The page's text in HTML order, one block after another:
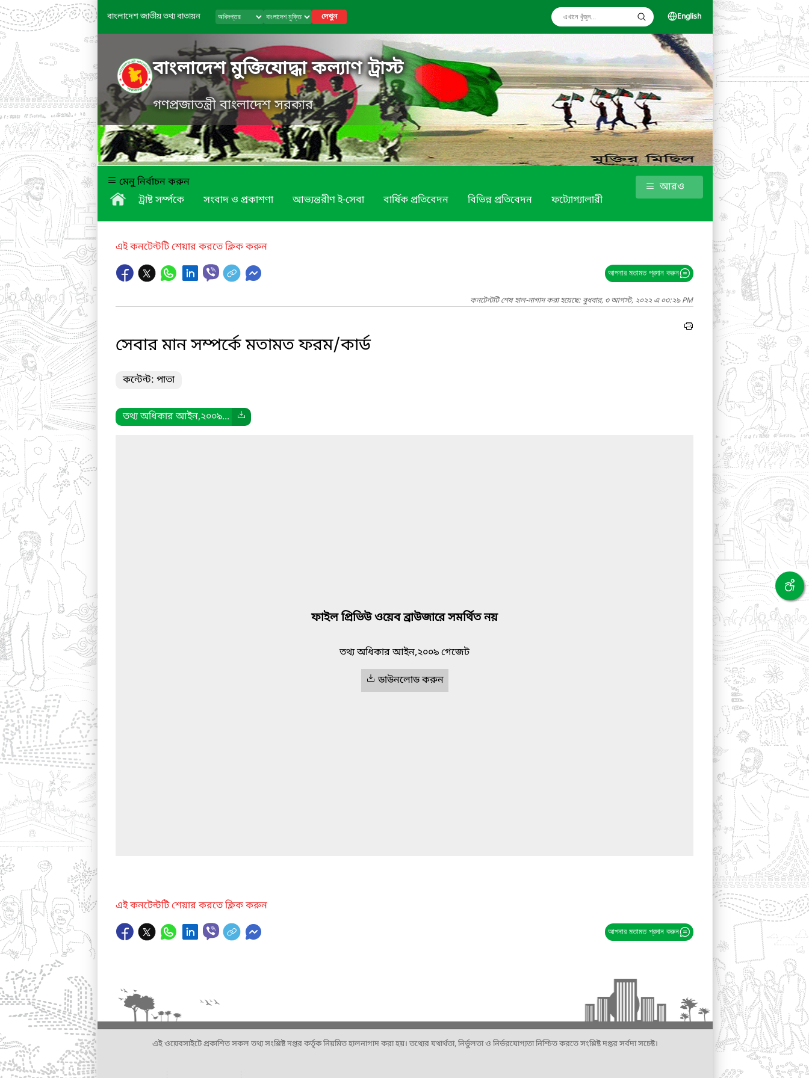
বাংলাদেশ জাতীয় তথ্য বাতায়ন দেখুন English
বাংলাদেশ মুক্তিযোদ্ধা কল্যাণ ট্রাস্ট
গণপ্রজাতন্ত্রী বাংলাদেশ সরকার
মেনু নির্বাচন করুন
ট্রাষ্ট সর্ম্পকে
সংবাদ ও প্রকাশণা আভ্যন্তরীণ ই-সেবা বার্ষিক প্রতিবেদন বিভিন্ন প্রতিবেদন ফট্যোগ্যালারী
আরও
এই কনটেন্টটি শেয়ার করতে ক্লিক করুন
আপনার মতামত প্রদান করুন
কনটেন্টটি শেষ হাল-নাগাদ করা হয়েছে: বুধবার, ৩ আগস্ট, ২০২২ এ ০৩:২৯ PM
সেবার মান সম্পর্কে মতামত ফরম/কার্ড
কন্টেন্ট: পাতা
তথ্য অধিকার আইন,২০০৯...
ফাইল প্রিভিউ ওয়েব ব্রাউজারে সমর্থিত নয়
তথ্য অধিকার আইন,২০০৯ গেজেট
ডাউনলোড করুন
এই কনটেন্টটি শেয়ার করতে ক্লিক করুন
আপনার মতামত প্রদান করুন
এই ওয়েবসাইটে প্রকাশিত সকল তথ্য সংশ্লিষ্ট দপ্তর কর্তৃক নিয়মিত হালনাগাদ করা হয়। তথ্যের যথার্থতা, নির্ভুলতা ও নির্ভরযোগ্যতা নিশ্চিত করতে সংশ্লিষ্ট দপ্তর সর্বদা সচেষ্ট।